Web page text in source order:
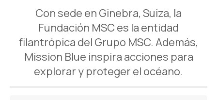
Con sede en Ginebra, Suiza, la
Fundación MSC es la entidad
filantrópica del Grupo MSC. Además,
Mission Blue inspira acciones para
explorar y proteger el océano.